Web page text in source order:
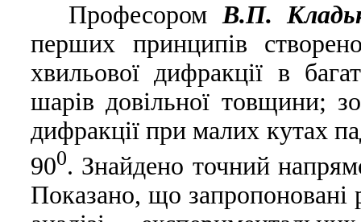
ПрофесоромВ.П.
перших принципів
хвильової дифракції в
шарів довільної товщини;
дифракції при малих кутах
900. Знайдено точний
Показано, що запропоновані